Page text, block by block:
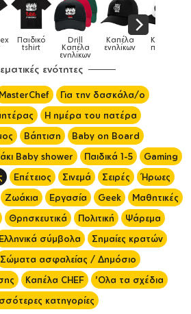
Drill
Καπέλα
Καπέλα
ενηλίκων
Καπέλα
παιδικά Κούπες
ενότητες
MasterChef
Για την δασκάλα/ο
Η ημέρα του πατέρα
Βάπτιση
Baby on Board
Baby shower Παιδικά 1-5
Gaming
Επέτειος Σινεμά Σειρές
Ήρωες
Ζωάκια Εργασία Geek
Μαθητικές
Θρησκευτικά Πολιτική
Ψάρεμα
Ελληνικά σύμβολα
Σημαίες κρατών
Σώματα ασφαλείας / Δημόσιο
Καπέλα CHEF
'Ολα τα σχέδια
κατηγορίες